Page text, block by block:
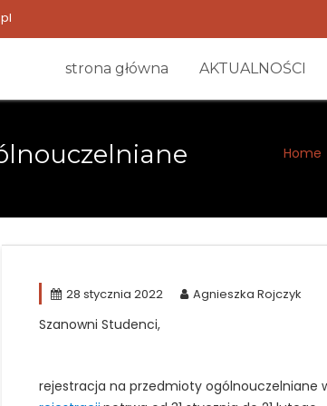
strona główna AKTUALNOŚCI
Home
28 stycznia 2022 Agnieszka Rojczyk
Szanowni Studenci,
rejestracja na przedmioty ogólnouczelniane